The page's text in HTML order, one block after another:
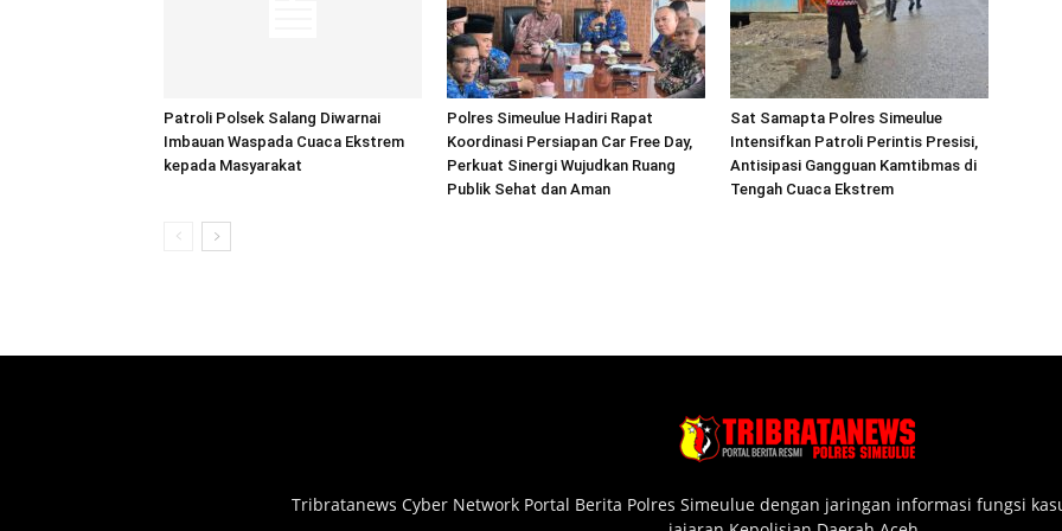
Patroli Polsek Salang Diwarnai
Imbauan Waspada Cuaca Ekstrem
kepada Masyarakat
Polres Simeulue Hadiri Rapat
Koordinasi Persiapan Car Free Day,
Perkuat Sinergi Wujudkan Ruang
Publik Sehat dan Aman
Sat Samapta Polres Simeulue
Intensifkan Patroli Perintis Presisi,
Antisipasi Gangguan Kamtibmas di
Tengah Cuaca Ekstrem
Tribratanews Cyber Network Portal Berita Polres Simeulue dengan jaringan informasi fungsi